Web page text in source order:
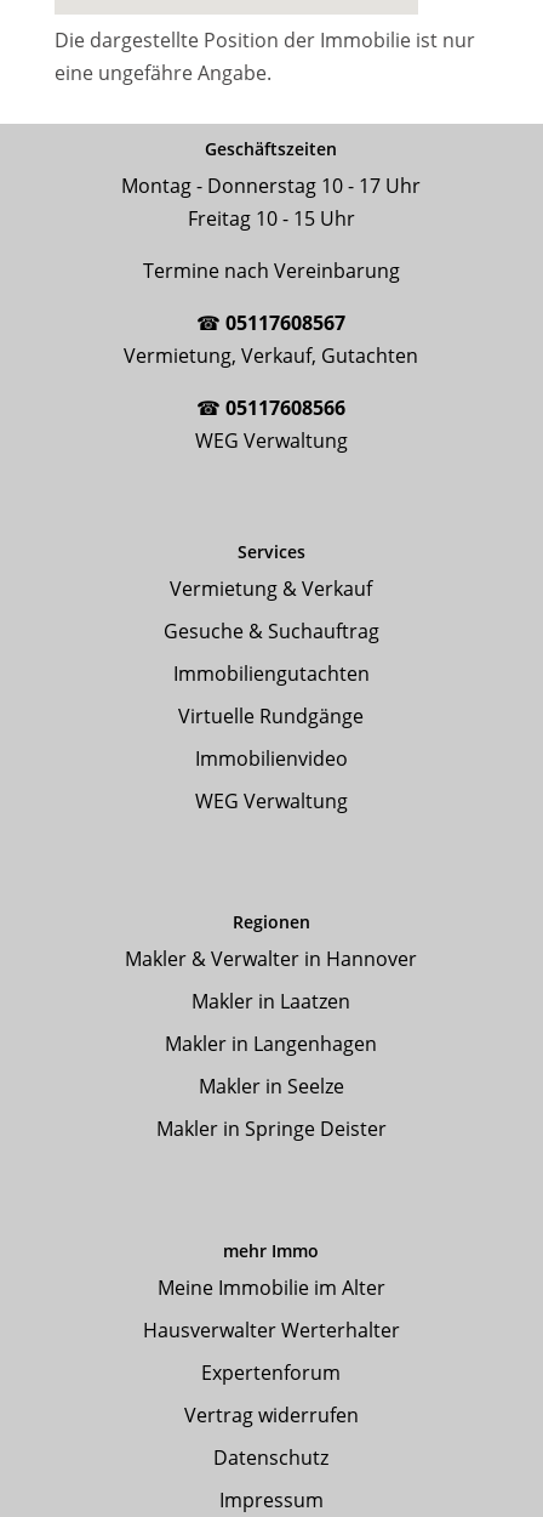
Die dargestellte Position der Immobilie ist nur
eine ungefähre Angabe.
Geschäftszeiten
Montag - Donnerstag 10 - 17 Uhr
Freitag 10 - 15 Uhr
Termine nach Vereinbarung
☎05117608567
Vermietung, Verkauf, Gutachten
☎05117608566
WEG Verwaltung
Services
Vermietung & Verkauf
Gesuche & Suchauftrag
Immobiliengutachten
Virtuelle Rundgänge
Immobilienvideo
WEG Verwaltung
Regionen
Makler & Verwalter in Hannover
Makler in Laatzen
Makler in Langenhagen
Makler in Seelze
Makler in Springe Deister
mehr Immo
Meine Immobilie im Alter
Hausverwalter Werterhalter
Expertenforum
Vertrag widerrufen
Datenschutz
Impressum